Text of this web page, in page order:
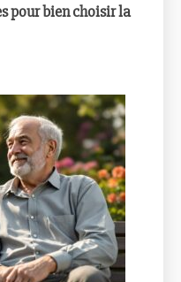
pour bien choisir la